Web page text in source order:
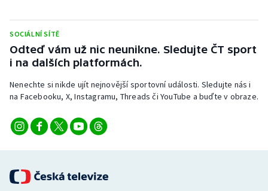
SOCIÁLNÍ SÍTĚ
Odteď vám už nic neunikne. Sledujte ČT sport
i na dalších platformách.
Nenechte si nikde ujít nejnovější sportovní události. Sledujte nás i
na Facebooku, X, Instagramu, Threads či YouTube a buďte v obraze.